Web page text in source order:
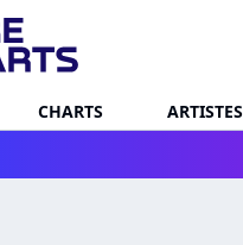
CHARTS ARTISTES